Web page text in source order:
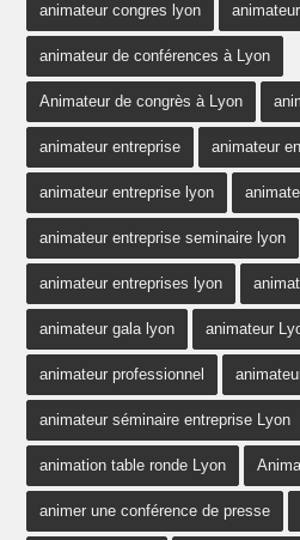
animateur congres lyon
animateur de conférences à Lyon
Animateur de congrès à Lyon
animateur entreprise animateur
animateur entreprise lyon
animateur entreprise seminaire lyon
animateur entreprises lyon
animateur gala lyon animateur
animateur professionnel
animateur séminaire entreprise Lyon
animation table ronde Lyon
animer une conférence de presse